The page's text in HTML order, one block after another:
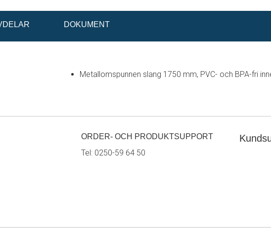
DOKUMENT
Metallomspunnen slang 1750 mm, PVC- och BPA-fri
ORDER- OCH PRODUKTSUPPORT
Tel: 0250-59 64 50